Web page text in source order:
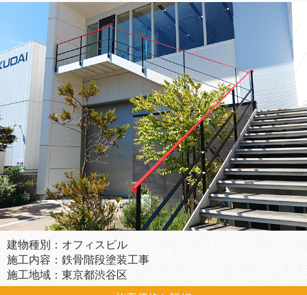
建物種別：オフィスビル
施工内容：鉄骨階段塗装工事
施工地域：東京都渋谷区